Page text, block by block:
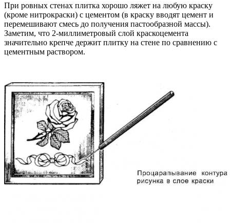
При ровных стенах плитка хорошо ляжет на лю­бую краску
(кроме нитрокраски) с цементом (в крас­ку вводят цемент и
перемешивают смесь до полу­чения пастообразной массы).
Заметим, что 2-милли­метровый слой краскоцемента
значительно крепче держит плитку на стене по сравнению с
цементным раствором.